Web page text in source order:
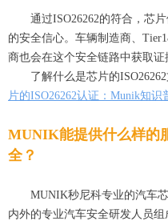
通过ISO26262的符合 ， 芯
的安全信心。车辆制造商、Tier1
商也会在这个安全链路中获取
了解什么是芯片的
片的ISO26262认证：Munik知识
MUNIK能提供什么样的
全？
MUNIK秒尼科专业的汽车
内外的专业汽车安全研发 人员组